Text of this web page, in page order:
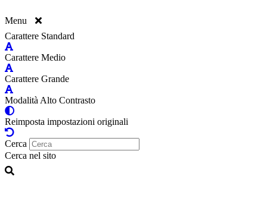
Menu
Carattere Standard
Carattere Medio
Carattere Grande
Modalità Alto Contrasto
Reimposta impostazioni originali
Cerca
Cerca nel sito